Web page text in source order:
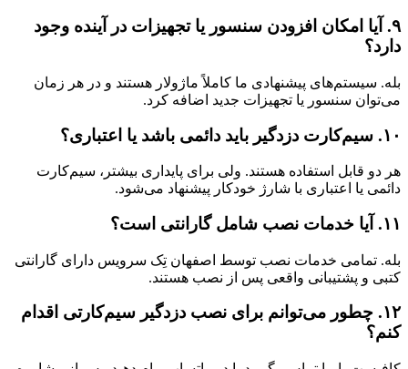
۹. آیا امکان افزودن سنسور یا تجهیزات در آینده وجود
دارد؟
بله. سیستم‌های پیشنهادی ما کاملاً ماژولار هستند و در هر زمان
می‌توان سنسور یا تجهیزات جدید اضافه کرد.
۱۰. سیم‌کارت دزدگیر باید دائمی باشد یا اعتباری؟
هر دو قابل استفاده هستند. ولی برای پایداری بیشتر، سیم‌کارت
دائمی یا اعتباری با شارژ خودکار پیشنهاد می‌شود.
۱۱. آیا خدمات نصب شامل گارانتی است؟
بله. تمامی خدمات نصب توسط اصفهان تِک سرویس دارای گارانتی
کتبی و پشتیبانی واقعی پس از نصب هستند.
۱۲. چطور می‌توانم برای نصب دزدگیر سیم‌کارتی اقدام
کنم؟